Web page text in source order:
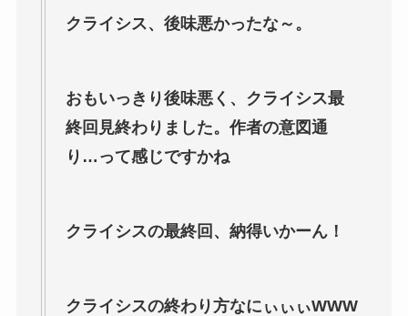
クライシス、後味悪かったな～。
おもいっきり後味悪く、クライシス最
終回見終わりました。作者の意図通
り…って感じですかね
クライシスの最終回、納得いかーん！
クライシスの終わり方なにぃぃぃWWW